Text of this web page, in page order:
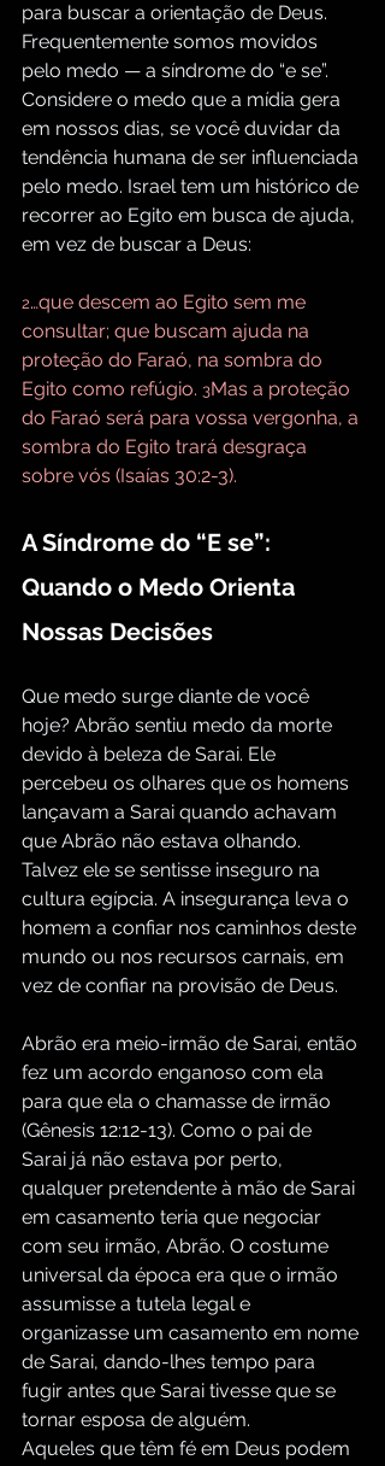
para buscar a orientação de Deus.
Frequentemente somos movidos
pelo medo — a síndrome do “e se”.
Considere o medo que a mídia gera
em nossos dias, se você duvidar da
tendência humana de ser influenciada
pelo medo. Israel tem um histórico de
recorrer ao Egito em busca de ajuda,
em vez de buscar a Deus:
2…que descem ao Egito sem me
consultar; que buscam ajuda na
proteção do Faraó, na sombra do
Egito como refúgio. 3Mas a proteção
do Faraó será para vossa vergonha, a
sombra do Egito trará desgraça
sobre vós (Isaías 30:2-3).
A Síndrome do “E se”:
Quando o Medo Orienta
Nossas Decisões
Que medo surge diante de você
hoje? Abrão sentiu medo da morte
devido à beleza de Sarai. Ele
percebeu os olhares que os homens
lançavam a Sarai quando achavam
que Abrão não estava olhando.
Talvez ele se sentisse inseguro na
cultura egípcia. A insegurança leva o
homem a confiar nos caminhos deste
mundo ou nos recursos carnais, em
vez de confiar na provisão de Deus.
Abrão era meio-irmão de Sarai, então
fez um acordo enganoso com ela
para que ela o chamasse de irmão
(Gênesis 12:12-13). Como o pai de
Sarai já não estava por perto,
qualquer pretendente à mão de Sarai
em casamento teria que negociar
com seu irmão, Abrão. O costume
universal da época era que o irmão
assumisse a tutela legal e
organizasse um casamento em nome
de Sarai, dando-lhes tempo para
fugir antes que Sarai tivesse que se
tornar esposa de alguém.
Aqueles que têm fé em Deus podem